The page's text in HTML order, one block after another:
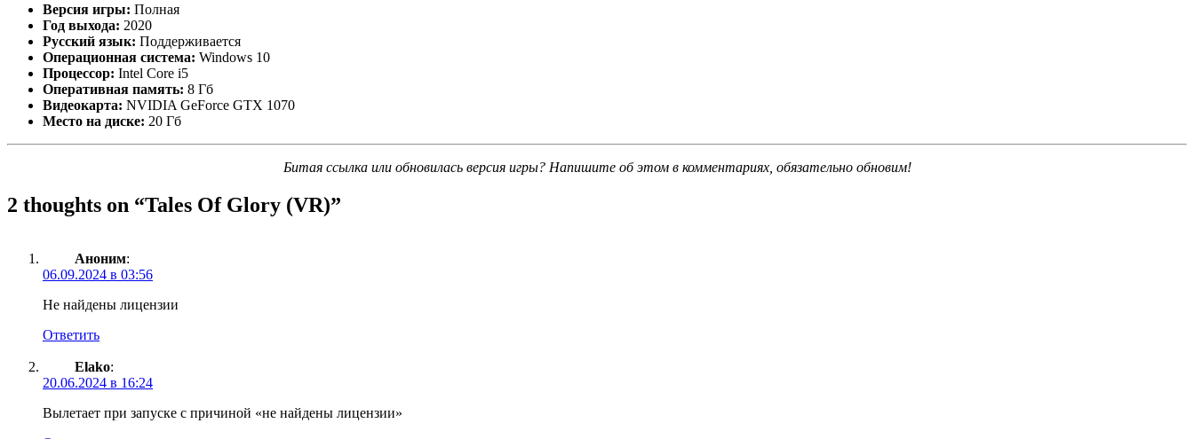
Версия игры: Полная
Год выхода: 2020
Русский язык: Поддерживается
Операционная система: Windows 10
Процессор: Intel Core i5
Оперативная память: 8 Гб
Видеокарта: NVIDIA GeForce GTX 1070
Место на диске: 20 Гб
Битая ссылка или обновилась версия игры? Напишите об этом в комментариях, обязательно обновим!
2 thoughts on “Tales Of Glory (VR)”
Аноним:
06.09.2024 в 03:56
Не найдены лицензии
Ответить
Elako:
20.06.2024 в 16:24
Вылетает при запуске с причиной «не найдены лицензии»